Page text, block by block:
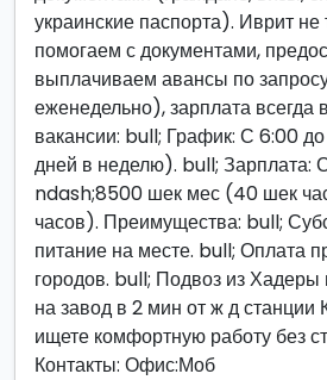
украинские паспорта). Иврит
помогаем с документами,
выплачиваем авансы по
еженедельно), зарплата всегда
вакансии: bull; График: С 6:00
дней в неделю). bull; Зарплата:
ndash;8500 шек мес (40 шек
часов). Преимущества: bull;
питание на месте. bull; Оплата
городов. bull; Подвоз из
на завод в 2 мин от ж д станции
ищете комфортную работу без
Контакты: Офис:Моб